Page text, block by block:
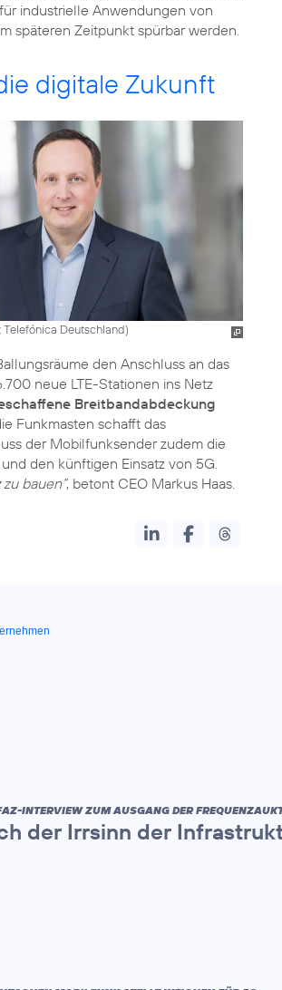
industrielle Anwendungen von
späteren Zeitpunkt spürbar werden.
digitale Zukunft
Telefónica Deutschland)
den Anschluss an das
neue LTE-Stationen ins Netz
Breitbandabdeckung
Funkmasten schafft das
der Mobilfunksender zudem die
den künftigen Einsatz von 5G.
zu bauen“, betont CEO Markus Haas.
INTERVIEW ZUM AUSGANG DER
der Irrsinn der